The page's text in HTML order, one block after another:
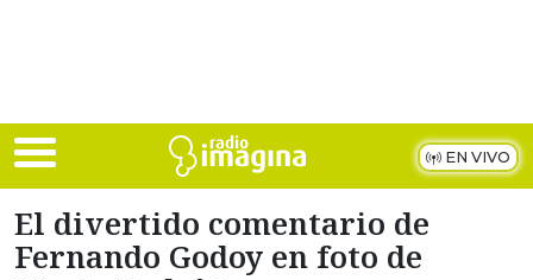
EN VIVO
El divertido comentario de
Fernando Godoy en foto de